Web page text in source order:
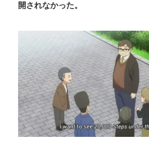
開されなかった。